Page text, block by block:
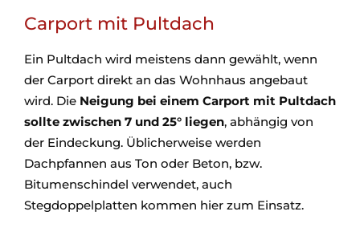
Carport mit Pultdach
Ein Pultdach wird meistens dann gewählt, wenn
der Carport direkt an das Wohnhaus angebaut
wird. Die Neigung bei einem Carport mit Pultdach
sollte zwischen 7 und 25° liegen, abhängig von
der Eindeckung. Üblicherweise werden
Dachpfannen aus Ton oder Beton, bzw.
Bitumenschindel verwendet, auch
Stegdoppelplatten kommen hier zum Einsatz.